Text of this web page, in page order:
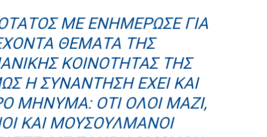
ΜΕ ΕΝΗΜΈΡΩΣΕ ΓΙΑ
ΘΈΜΑΤΑ ΤΗΣ
ΚΟΙΝΌΤΗΤΑΣ ΤΗΣ
Η ΣΥΝΆΝΤΗΣΗ ΈΧΕΙ ΚΑΙ
ΜΉΝΥΜΑ: ΌΤΙ ΌΛΟΙ ΜΑΖΊ,
ΚΑΙ ΜΟΥΣΟΥΛΜΆΝΟΙ